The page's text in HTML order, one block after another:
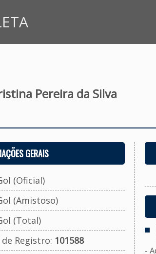
Pereira da Silva
GERAIS
(Oficial)
(Amistoso)
(Total)
de Registro: 101588
-